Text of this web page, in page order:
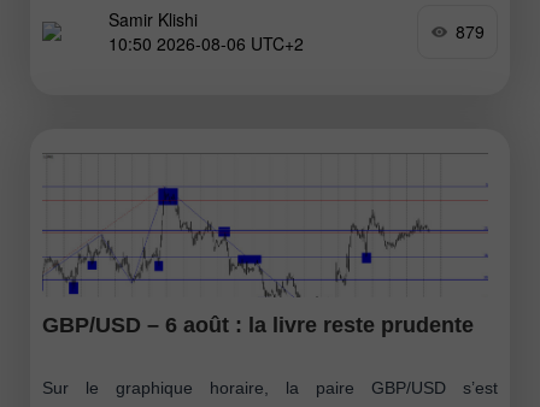
Samir Klishi
10:50 2026-08-06 UTC+2
879
GBP/USD – 6 août : la livre reste prudente
Sur le graphique horaire, la paire GBP/USD s’est